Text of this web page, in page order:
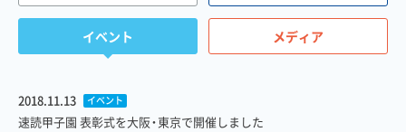
イベント メディア
2018.11.13 イベント
速読甲子園 表彰式を大阪・東京で開催しました